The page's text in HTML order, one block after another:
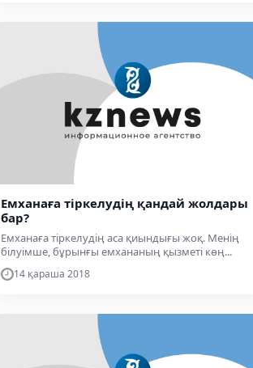
Емханаға тіркелудің қандай жолдары
бар?
Емханаға тіркелудің аса қиындығы жоқ. Менің
білуімше, бұрынғы емхананың қызметі көң...
14 қараша 2018